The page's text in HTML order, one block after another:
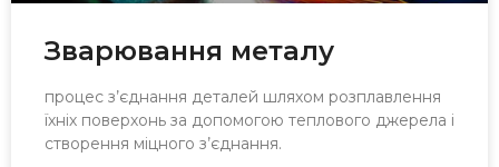
Зварювання металу
процес з’єднання деталей шляхом розплавлення
їхніх поверхонь за допомогою теплового джерела і
створення міцного з’єднання.